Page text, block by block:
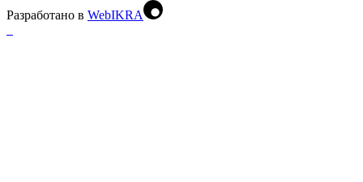
Разработано в WebIKRA